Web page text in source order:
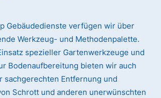
Gebäudedienste verfügen wir über
Werkzeug- und Methodenpalette.
spezieller Gartenwerkzeuge und
Bodenaufbereitung bieten wir auch
sachgerechten Entfernung und
Schrott und anderen unerwünschten